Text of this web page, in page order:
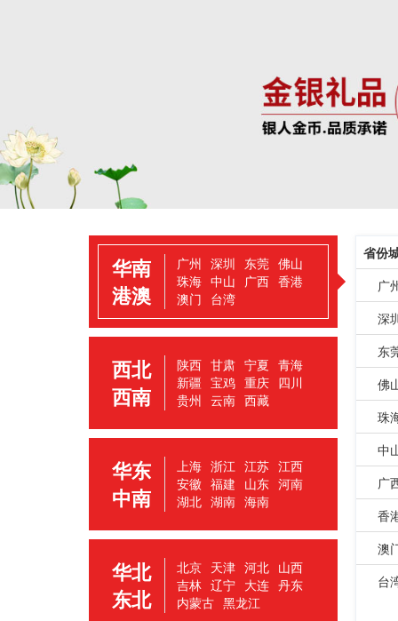
华南
港澳
广州 深圳 东莞 佛山
珠海 中山 广西 香港
澳门 台湾
西北
西南
陕西 甘肃 宁夏 青海
新疆 宝鸡 重庆 四川
贵州 云南 西藏
华东
中南
上海 浙江 江苏 江西
安徽 福建 山东 河南
湖北 湖南 海南
华北
东北
北京 天津 河北 山西
吉林 辽宁 大连 丹东
内蒙古 黑龙江
省份
广
深
东
佛
珠
中
广
香
澳
台